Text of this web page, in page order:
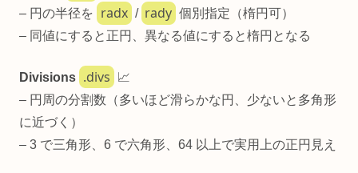
– 円の半径を
radx / rady 個別指定（楕円可）
– 同値にすると正円、異なる値にすると楕円となる
Divisions .divs
📈
– 円周の分割数（多いほど滑らかな円、少ないと多角形
に近づく）
– 3 で三角形、6 で六角形、64 以上で実用上の正円見え